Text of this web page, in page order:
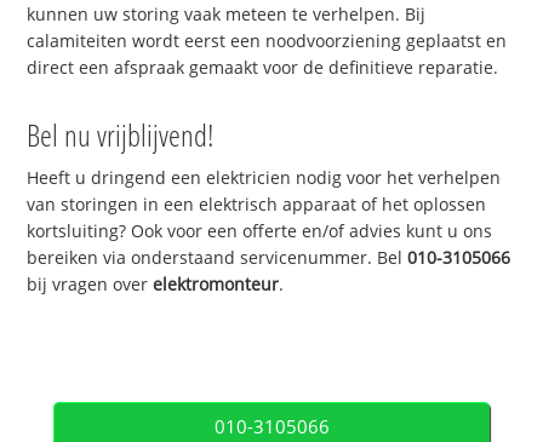
kunnen uw storing vaak meteen te verhelpen. Bij
calamiteiten wordt eerst een noodvoorziening geplaatst en
direct een afspraak gemaakt voor de definitieve reparatie.
Bel nu vrijblijvend!
Heeft u dringend een elektricien nodig voor het verhelpen
van storingen in een elektrisch apparaat of het oplossen
kortsluiting? Ook voor een offerte en/of advies kunt u ons
bereiken via onderstaand servicenummer. Bel010-3105066
bij vragen overelektromonteur.
010-3105066